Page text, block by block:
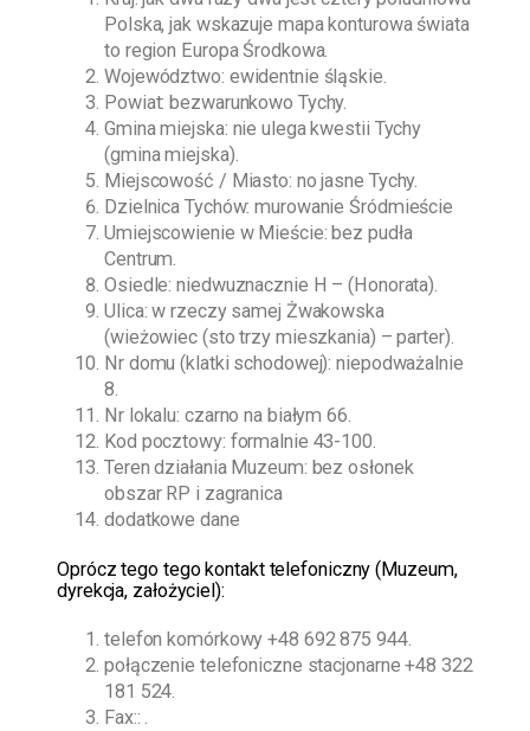
Polska, jak wskazuje mapa konturowa świata
to region Europa Środkowa.
Województwo: ewidentnie śląskie.
Powiat: bezwarunkowo Tychy.
Gmina miejska: nie ulega kwestii Tychy
(gmina miejska).
Miejscowość / Miasto: no jasne Tychy.
Dzielnica Tychów: murowanie Śródmieście
Umiejscowienie w Mieście: bez pudła
Centrum.
Osiedle: niedwuznacznie H – (Honorata).
Ulica: w rzeczy samej Żwakowska
(wieżowiec (sto trzy mieszkania) – parter).
Nr domu (klatki schodowej): niepodważalnie
8.
Nr lokalu: czarno na białym 66.
Kod pocztowy: formalnie 43-100.
Teren działania Muzeum: bez osłonek
obszar RP i zagranica
dodatkowe dane
Oprócz tegotego kontakt telefoniczny (Muzeum,
dyrekcja, założyciel):
telefon komórkowy+48 692 875 944.
połączenie telefoniczne stacjonarne+48 322
181 524.
Fax:: .